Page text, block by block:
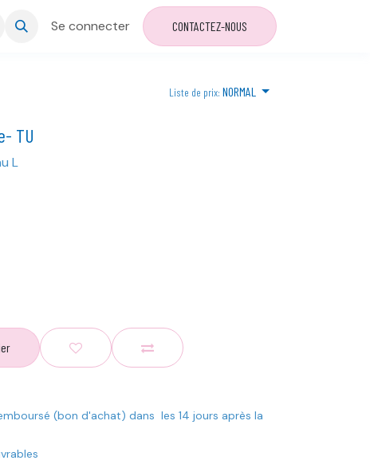
Se connecter CONTACTEZ-NOUS
Liste de prix: NORMAL
TU
L
(bon d'achat) dans les 14 jours après la